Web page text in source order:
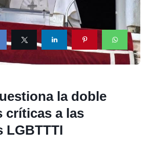
la doble
críticas a las
LGBTTTI